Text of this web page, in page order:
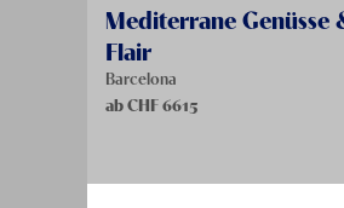
Mediterrane
Flair
Barcelona
ab CHF6615